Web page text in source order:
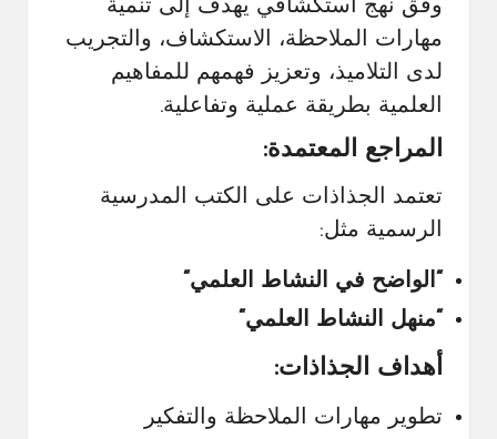
وفق نهج استكشافي يهدف إلى تنمية
مهارات الملاحظة، الاستكشاف، والتجريب
لدى التلاميذ، وتعزيز فهمهم للمفاهيم
العلمية بطريقة عملية وتفاعلية.
المراجع المعتمدة:
تعتمد الجذاذات على الكتب المدرسية
الرسمية مثل:
الواضح في النشاط العلمي
منهل النشاط العلمي
أهداف الجذاذات:
تطوير مهارات الملاحظة والتفكير